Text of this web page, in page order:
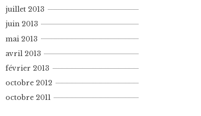
juillet 2013
juin 2013
mai 2013
avril 2013
février 2013
octobre 2012
octobre 2011